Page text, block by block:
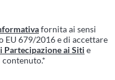
fornita ai sensi
EU 679/2016 e di accettare
Partecipazione ai Siti e